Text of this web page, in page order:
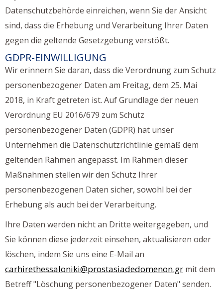
Datenschutzbehörde einreichen, wenn Sie der Ansicht
sind, dass die Erhebung und Verarbeitung Ihrer Daten
gegen die geltende Gesetzgebung verstößt.
GDPR-EINWILLIGUNG
Wir erinnern Sie daran, dass die Verordnung zum Schutz
personenbezogener Daten am Freitag, dem 25. Mai
2018, in Kraft getreten ist. Auf Grundlage der neuen
Verordnung EU 2016/679 zum Schutz
personenbezogener Daten (GDPR) hat unser
Unternehmen die Datenschutzrichtlinie gemäß dem
geltenden Rahmen angepasst. Im Rahmen dieser
Maßnahmen stellen wir den Schutz Ihrer
personenbezogenen Daten sicher, sowohl bei der
Erhebung als auch bei der Verarbeitung.
Ihre Daten werden nicht an Dritte weitergegeben, und
Sie können diese jederzeit einsehen, aktualisieren oder
löschen, indem Sie uns eine E-Mail an
carhirethessaloniki@prostasiadedomenon.gr mit dem
Betreff "Löschung personenbezogener Daten" senden.